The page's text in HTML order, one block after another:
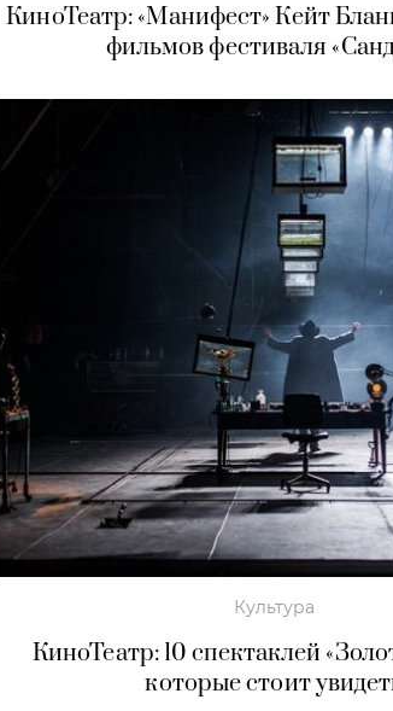
КиноТеатр: «Манифест» Кейт
фильмов фестиваля
Культура
КиноТеатр: 10 спектаклей
которые стоит